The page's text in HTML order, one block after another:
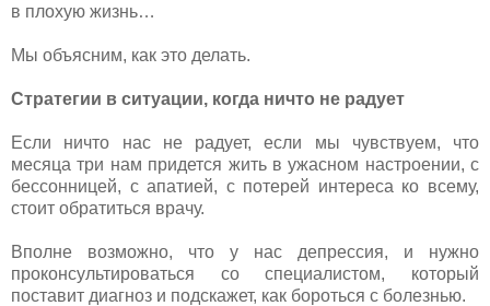
в плохую жизнь…
Мы объясним, как это делать.
Стратегии в ситуации, когда ничто не радует
Если ничто нас не радует, если мы чувствуем, что
месяца три нам придется жить в ужасном настроении, с
бессонницей, с апатией, с потерей интереса ко всему,
стоит обратиться врачу.
Вполне возможно, что у нас депрессия, и нужно
проконсультироваться со специалистом, который
поставит диагноз и подскажет, как бороться с болезнью.